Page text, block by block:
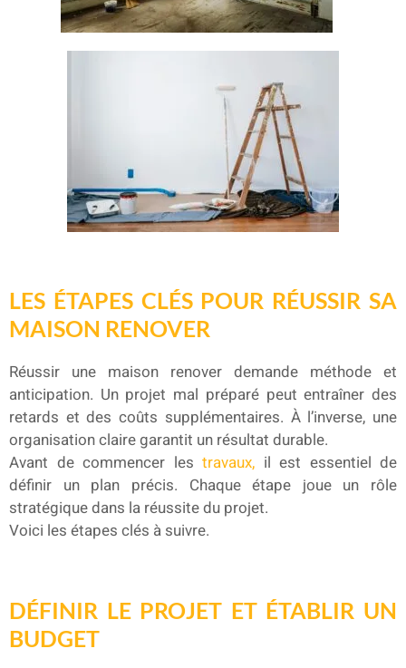
LES ÉTAPES CLÉS POUR RÉUSSIR SA
MAISON RENOVER
Réussir une maison renover demande méthode et
anticipation. Un projet mal préparé peut entraîner des
retards et des coûts supplémentaires. À l’inverse, une
organisation claire garantit un résultat durable.
Avant de commencer les travaux, il est essentiel de
définir un plan précis. Chaque étape joue un rôle
stratégique dans la réussite du projet.
Voici les étapes clés à suivre.
DÉFINIR LE PROJET ET ÉTABLIR UN
BUDGET